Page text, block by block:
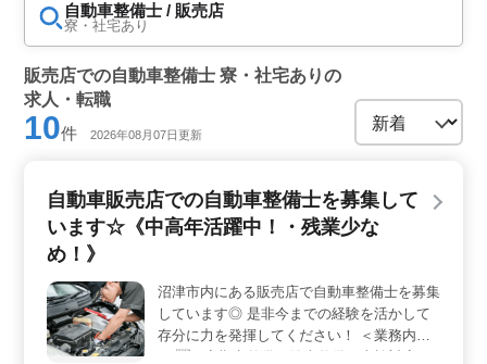
自動車整備士 / 販売店
寮・社宅あり
販売店での自動車整備士 寮・社宅ありの
求人・転職
10件 2026年08月07日更新
自動車販売店での自動車整備士を募集して
います☆《中高年活躍中！・残業少な
め！》
沼津市内にある販売店で自動車整備士を募集
しています◎ 是非今までの経験を活かして
存分に力を発揮してください！ ＜業務内容